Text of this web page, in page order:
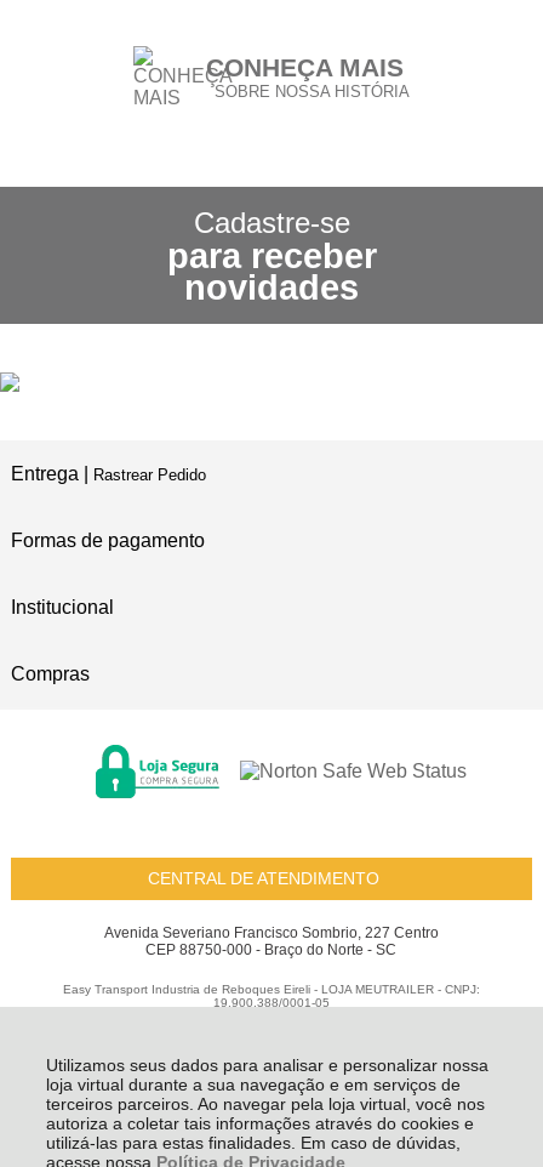
Utilizamos seus dados para analisar e personalizar nossa
loja virtual durante a sua navegação e em serviços de
terceiros parceiros. Ao navegar pela loja virtual, você nos
autoriza a coletar tais informações através do cookies e
utilizá-las para estas finalidades. Em caso de dúvidas,
acesse nossa Política de Privacidade
CONHEÇA MAIS
SOBRE NOSSA HISTÓRIA
POLÍTICA DE FRETE GRÁTIS
3X SEM JUROS
NO CARTÃO DE CRÉDITO
Cadastre-se
para receber
novidades
Entrega | Rastrear Pedido
Formas de pagamento
Institucional
Compras
CENTRAL DE ATENDIMENTO
Avenida Severiano Francisco Sombrio, 227 Centro
CEP 88750-000 - Braço do Norte - SC
Easy Transport Industria de Reboques Eireli - LOJA MEUTRAILER - CNPJ:
19.900.388/0001-05